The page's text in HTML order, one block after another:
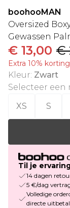
boohooMAN
Oversized
Gewassen
€ 13,00 €
Extra 10%
Kleur: Zwart
Selecteer een
XS
S
Til je
14 dagen
5 €/dag
Volledige
directe